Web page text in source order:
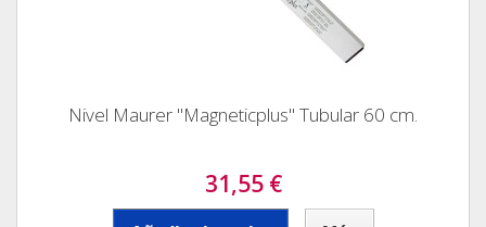
Nivel Maurer "Magneticplus" Tubular 60 cm.
31,55 €